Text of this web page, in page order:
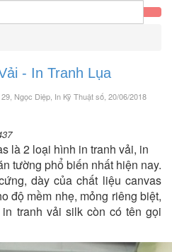
- In Tranh Lụa
Ngọc Diệp, In Kỹ Thuật số , 20/06/2018
là 2 loại hình in tranh vải, in
tường phổ biến nhất hiện nay.
dày của chất liệu canvas
độ mềm nhẹ, mỏng riêng biệt,
tranh vải silk còn có tên gọi